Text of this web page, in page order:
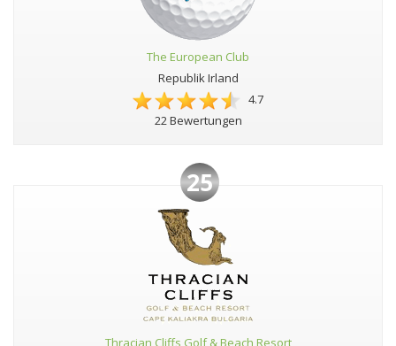
The European Club
Republik Irland
4.7
22 Bewertungen
25
Thracian Cliffs Golf & Beach Resort